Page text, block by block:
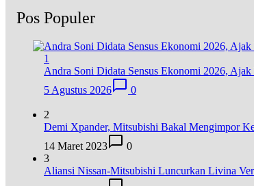
Pos Populer
1
Andra Soni Didata Sensus Ekonomi 2026,
5 Agustus 2026
0
2
Demi Xpander, Mitsubishi Bakal Mengimpor
14 Maret 2023
0
3
Aliansi Nissan-Mitsubishi Luncurkan Livina